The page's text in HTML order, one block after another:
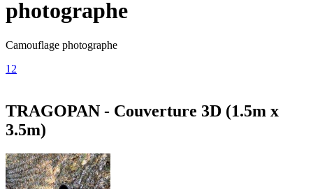
photographe
Camouflage photographe
1 2
TRAGOPAN - Couverture 3D (1.5m x
3.5m)